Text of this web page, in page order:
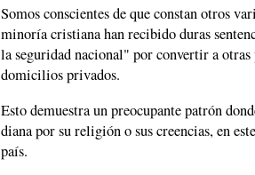
Somos conscientes de que constan otros
minoría cristiana han recibido duras
la seguridad nacional" por convertir a otras
domicilios privados.
Esto demuestra un preocupante patrón
diana por su religión o sus creencias, en
país.